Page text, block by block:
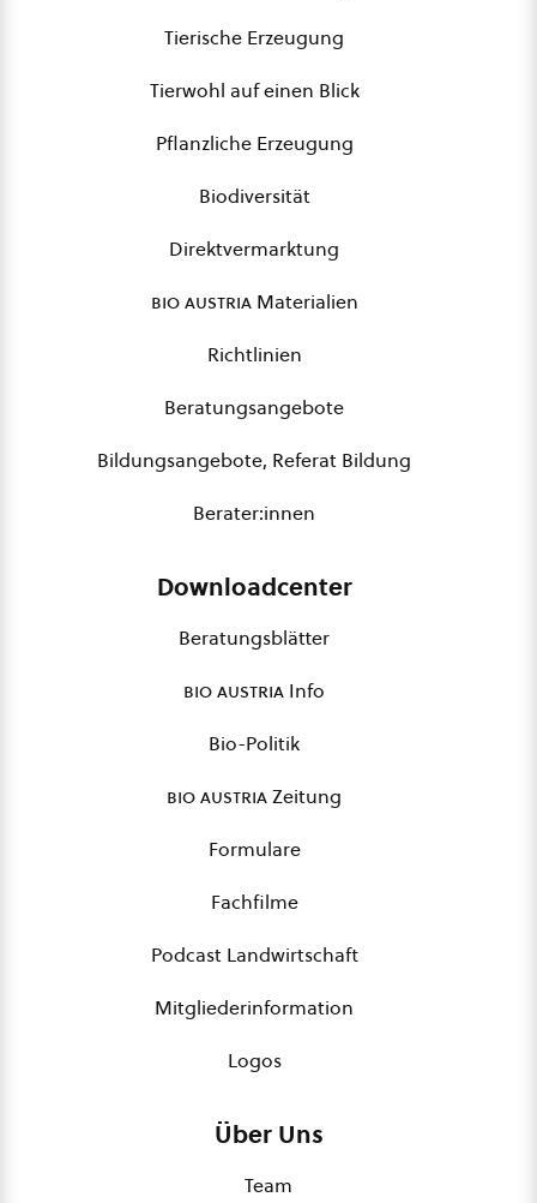
Tierische Erzeugung
Tierwohl auf einen Blick
Pflanzliche Erzeugung
Biodiversität
Direktvermarktung
bio austriaMaterialien
Richtlinien
Beratungsangebote
Bildungsangebote, Referat Bildung
Berater:innen
Downloadcenter
Beratungsblätter
bio austria Info
Bio-Politik
bio austriaZeitung
Formulare
Fachfilme
Podcast Landwirtschaft
Mitgliederinformation
Logos
Über Uns
Team